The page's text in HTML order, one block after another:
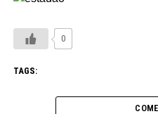
0
TAGS: